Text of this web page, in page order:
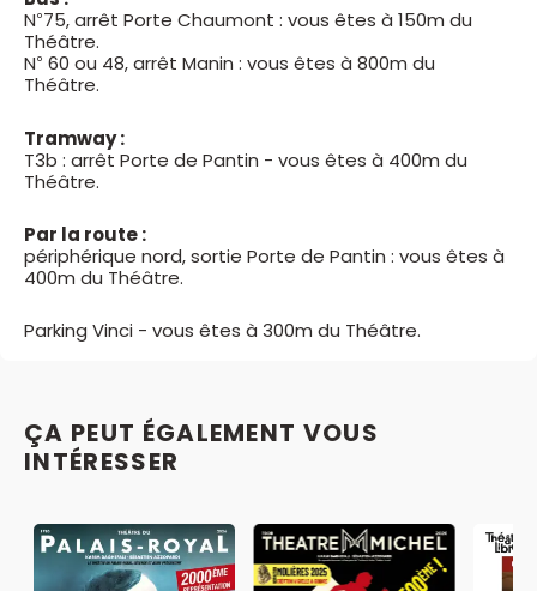
N°75, arrêt Porte Chaumont : vous êtes à 150m du
Théâtre.
N° 60 ou 48, arrêt Manin : vous êtes à 800m du
Théâtre.
Tramway :
T3b : arrêt Porte de Pantin - vous êtes à 400m du
Théâtre.
Par la route :
périphérique nord, sortie Porte de Pantin : vous êtes à
400m du Théâtre.
Parking Vinci - vous êtes à 300m du Théâtre.
ÇA PEUT ÉGALEMENT VOUS
INTÉRESSER